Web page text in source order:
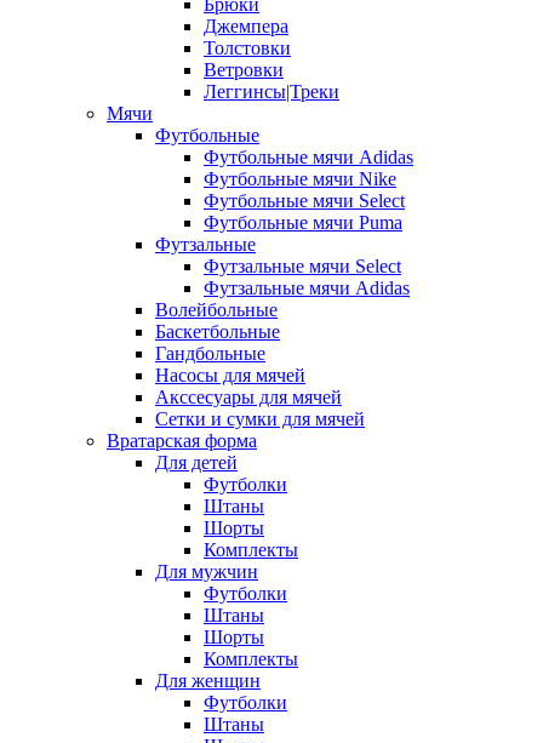
Брюки
Джемпера
Толстовки
Ветровки
Леггинсы|Треки
Мячи
Футбольные
Футбольные мячи Adidas
Футбольные мячи Nike
Футбольные мячи Select
Футбольные мячи Puma
Футзальные
Футзальные мячи Select
Футзальные мячи Adidas
Волейбольные
Баскетбольные
Гандбольные
Насосы для мячей
Акссесуары для мячей
Сетки и сумки для мячей
Вратарская форма
Для детей
Футболки
Штаны
Шорты
Комплекты
Для мужчин
Футболки
Штаны
Шорты
Комплекты
Для женщин
Футболки
Штаны